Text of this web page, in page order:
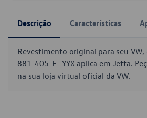
Descrição Características
Revestimento original para seu
881-405-F -YYX aplica em Jetta.
na sua loja virtual oficial da VW.